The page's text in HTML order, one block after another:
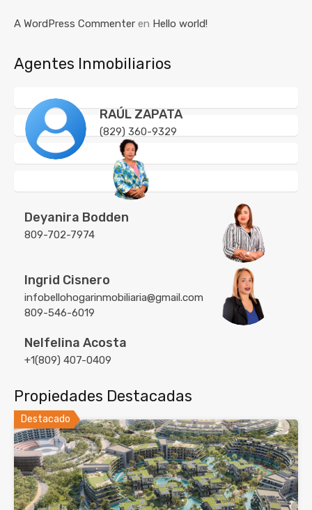
A WordPress Commenter en Hello world!
Agentes Inmobiliarios
RAÚL ZAPATA
(829) 360-9329
Deyanira Bodden
809-702-7974
Ingrid Cisnero
infobellohogarinmobiliaria@gmail.com
809-546-6019
Nelfelina Acosta
+1(809) 407-0409
Propiedades Destacadas
Destacado